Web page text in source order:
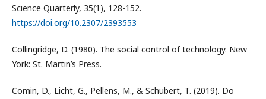
Science Quarterly, 35(1), 128-152.
https://doi.org/10.2307/2393553
Collingridge, D. (1980). The social control of technology. New
York: St. Martin’s Press.
Comin, D., Licht, G., Pellens, M., & Schubert, T. (2019). Do